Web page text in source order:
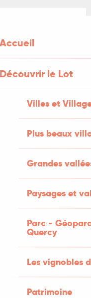
Accueil
Découvrir le Lot
Villes et
Plus beaux
Grandes
Paysages et
Parc -
Quercy
Les vignobles
Patrimoine
▒▒
Louis-Philippe et
» est un gîte
ou en vélo, mais
passage. Jacques
dans l’une
le dortoir (5...